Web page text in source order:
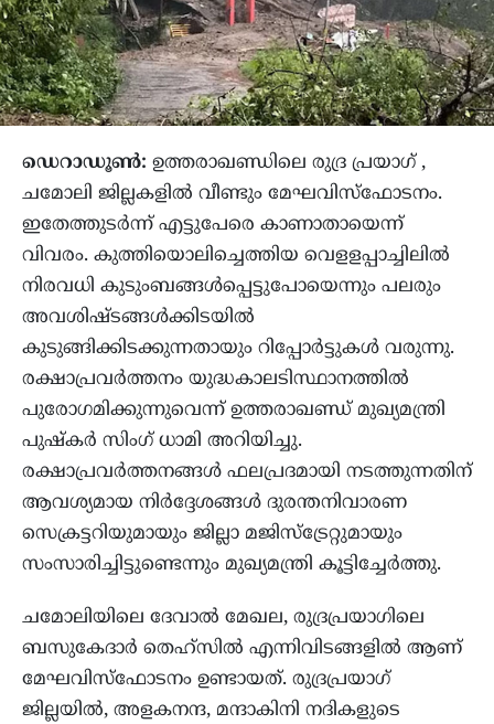
ഡെറാഡൂണ്‍: ഉത്തരാഖണ്ഡിലെ രുദ്ര പ്രയാഗ് ,
ചമോലി ജില്ലകളില്‍ വീണ്ടും മേഘവിസ്‌ഫോടനം.
ഇതേത്തുടര്‍ന്ന് എട്ടുപേരെ കാണാതായെന്ന്
വിവരം. കുത്തിയൊലിച്ചെത്തിയ വെളളപ്പാച്ചിലില്‍
നിരവധി കുടുംബങ്ങള്‍പ്പെട്ടുപോയെന്നും പലരും
അവശിഷ്ടങ്ങള്‍ക്കിടയില്‍
കുടുങ്ങിക്കിടക്കുന്നതായും റിപ്പോര്‍ട്ടുകള്‍ വരുന്നു.
രക്ഷാപ്രവര്‍ത്തനം യുദ്ധകാലടിസ്ഥാനത്തില്‍
പുരോഗമിക്കുന്നുവെന്ന് ഉത്തരാഖണ്ഡ് മുഖ്യമന്ത്രി
പുഷ്‌കര്‍ സിംഗ് ധാമി അറിയിച്ചു.
രക്ഷാപ്രവര്‍ത്തനങ്ങള്‍ ഫലപ്രദമായി നടത്തുന്നതിന്
ആവശ്യമായ നിര്‍ദ്ദേശങ്ങള്‍ ദുരന്തനിവാരണ
സെക്രട്ടറിയുമായും ജില്ലാ മജിസ്‌ട്രേറ്റുമായും
സംസാരിച്ചിട്ടുണ്ടെന്നും മുഖ്യമന്ത്രി കൂട്ടിച്ചേര്‍ത്തു.
ചമോലിയിലെ ദേവാല്‍ മേഖല, രുദ്രപ്രയാഗിലെ
ബസുകേദാര്‍ തെഹ്‌സില്‍ എന്നിവിടങ്ങളില്‍ ആണ്
മേഘവിസ്‌ഫോടനം ഉണ്ടായത്. രുദ്രപ്രയാഗ്
ജില്ലയില്‍, അളകനന്ദ, മന്ദാകിനി നദികളുടെ